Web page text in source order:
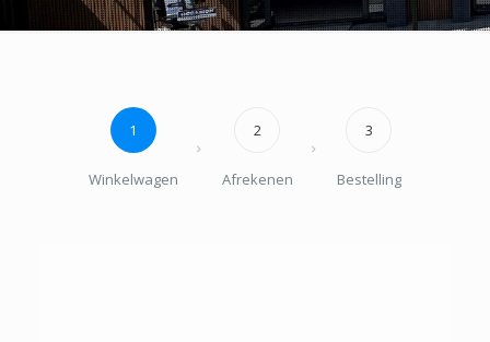
1
Winkelwagen
2
Afrekenen
3
Bestelling